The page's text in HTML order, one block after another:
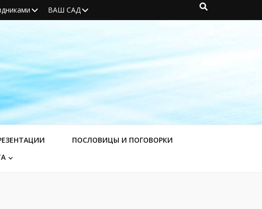
ВАШ САД
ПОСЛОВИЦЫ И ПОГОВОРКИ